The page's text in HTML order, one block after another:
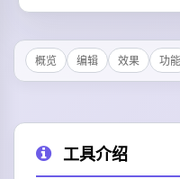
概览 编辑 效果 功能
工具介绍